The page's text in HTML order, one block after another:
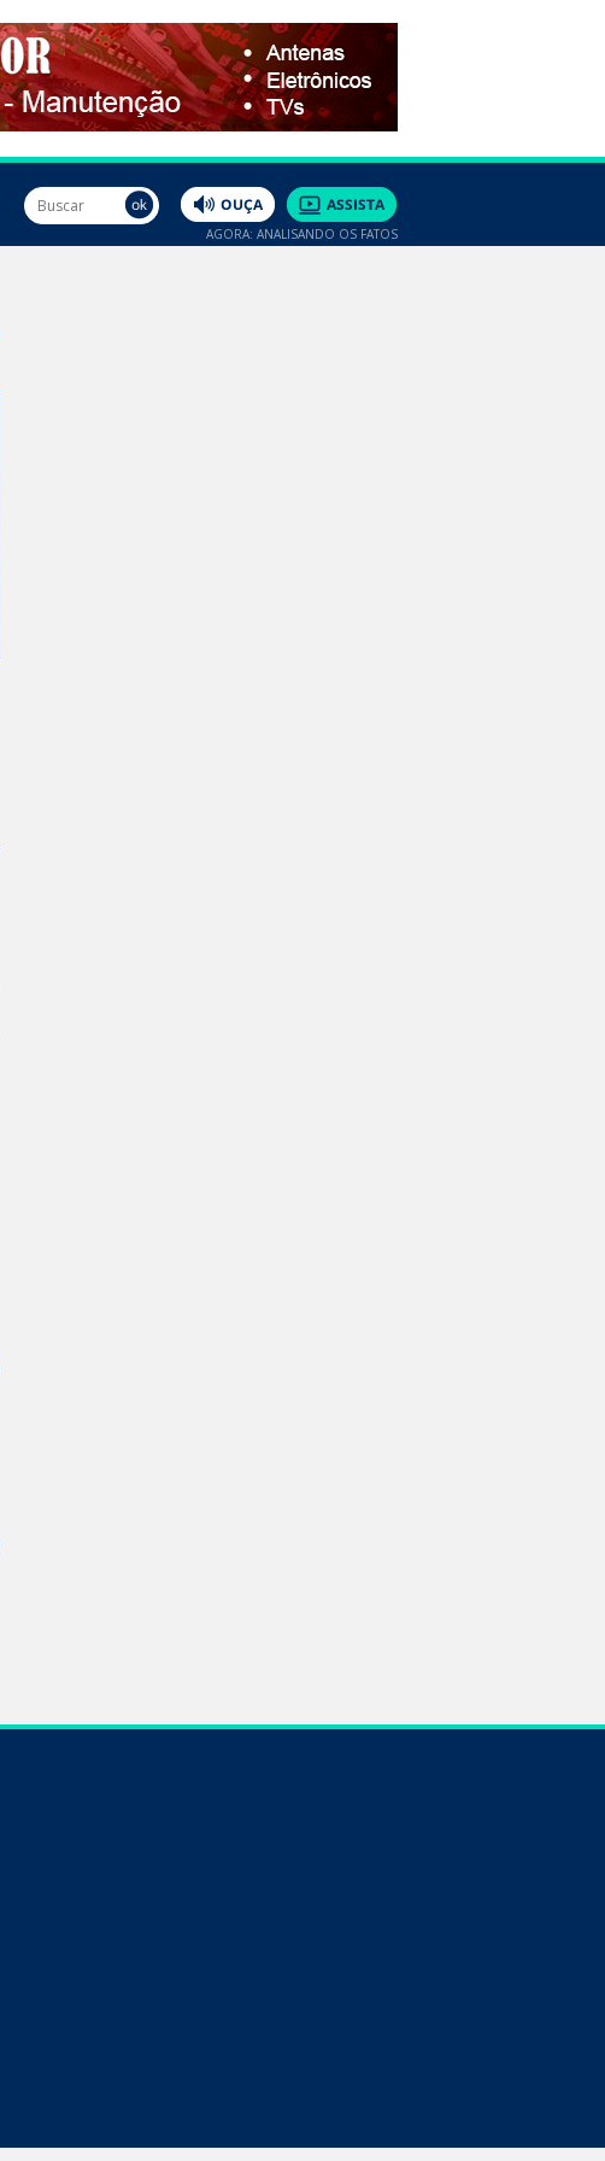
AGORA: ANALISANDO OS FATOS